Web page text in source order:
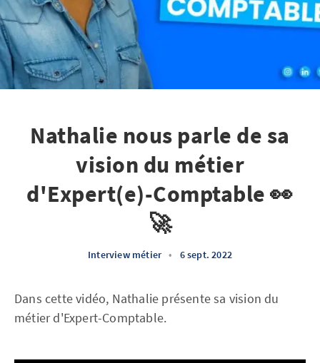
Nathalie nous parle de sa
vision du métier
d'Expert(e)-Comptable 👀
🚀
Interview métier • 6 sept. 2022
Dans cette vidéo, Nathalie présente sa vision du
métier d'Expert-Comptable.